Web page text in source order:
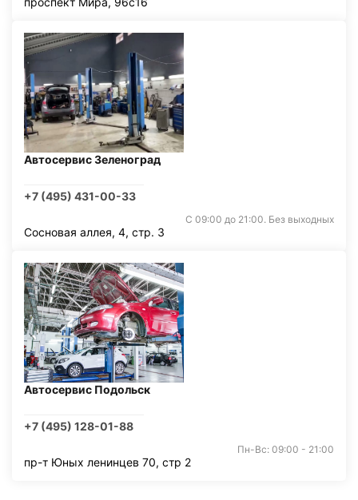
Автосервис Зеленоград
+7 (495) 431-00-33
С 09:00 до 21:00. Без выходных
Сосновая аллея, 4, стр. 3
Автосервис Подольск
+7 (495) 128-01-88
Пн-Вс: 09:00 - 21:00
пр-т Юных ленинцев 70, стр 2